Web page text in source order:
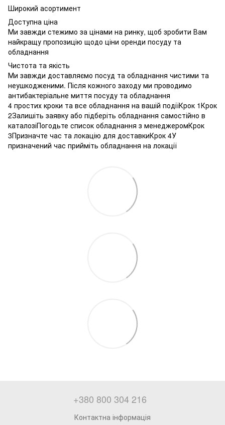
Широкий асортимент
Доступна ціна
Ми завжди стежимо за цінами на ринку, щоб зробити Вам
найкращу пропозицію щодо ціни оренди посуду та
обладнання
Чистота та якість
Ми завжди доставляємо посуд та обладнання чистими та
неушкодженими. Після кожного заходу ми проводимо
антибактеріальне миття посуду та обладнання
4 простих кроки та все обладнання на вашій подіїКрок 1Крок
2Залишіть заявку або підберіть обладнання самостійно в
каталозіПогодьте список обладнання з менеджеромКрок
3Призначте час та локацію для доставкиКрок 4У
призначений час прийміть обладнання на локації
+380 800 304 216
Контактна інформація